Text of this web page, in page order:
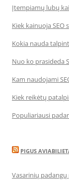
Įtempiamų lubų
Kiek kainuoja
Kokia nauda
Nuo ko prasideda
Kam naudojami
Kiek reikėtų
Populiariausi
PIGUS
Vasarinių